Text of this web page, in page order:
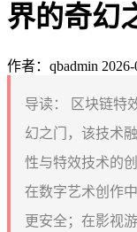
界的奇幻
作者：qbadmin 2026-
导读：
区块链特
幻之门，该技术
性与特效技术的
在数字艺术创作
更安全；在影视